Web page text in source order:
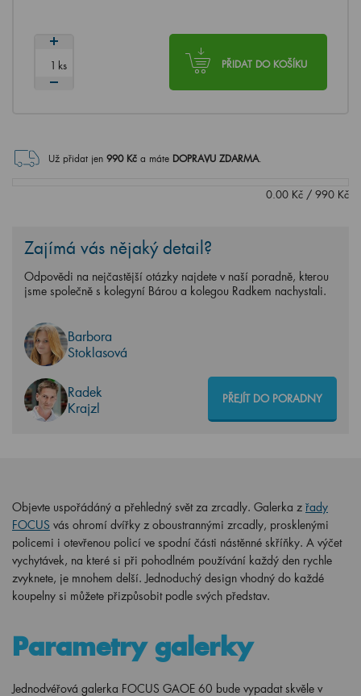
PŘIDAT DO KOŠÍKU
ks
Už přidat jen 990Kč a máte DOPRAVU ZDARMA.
0.00 Kč / 990 Kč
Zajímá vás nějaký detail?
Odpovědi na nejčastější otázky najdete v naší poradně, kterou
jsme společně s kolegyní Bárou a kolegou Radkem nachystali.
Barbora
Stoklasová
Radek
Krajzl
PŘEJÍT DO PORADNY
Objevte uspořádáný a přehledný svět za zrcadly. Galerka z řady
FOCUS vás ohromí dvířky z oboustrannými zrcadly, prosklenými
policemi i otevřenou policí ve spodní části nástěnné skříňky. A výčet
vychytávek, na které si při pohodlném používání každý den rychle
zvyknete, je mnohem delší. Jednoduchý design vhodný do každé
koupelny si můžete přizpůsobit podle svých představ.
Parametry galerky
Jednodvéřová galerka FOCUS GAOE 60 bude vypadat skvěle v